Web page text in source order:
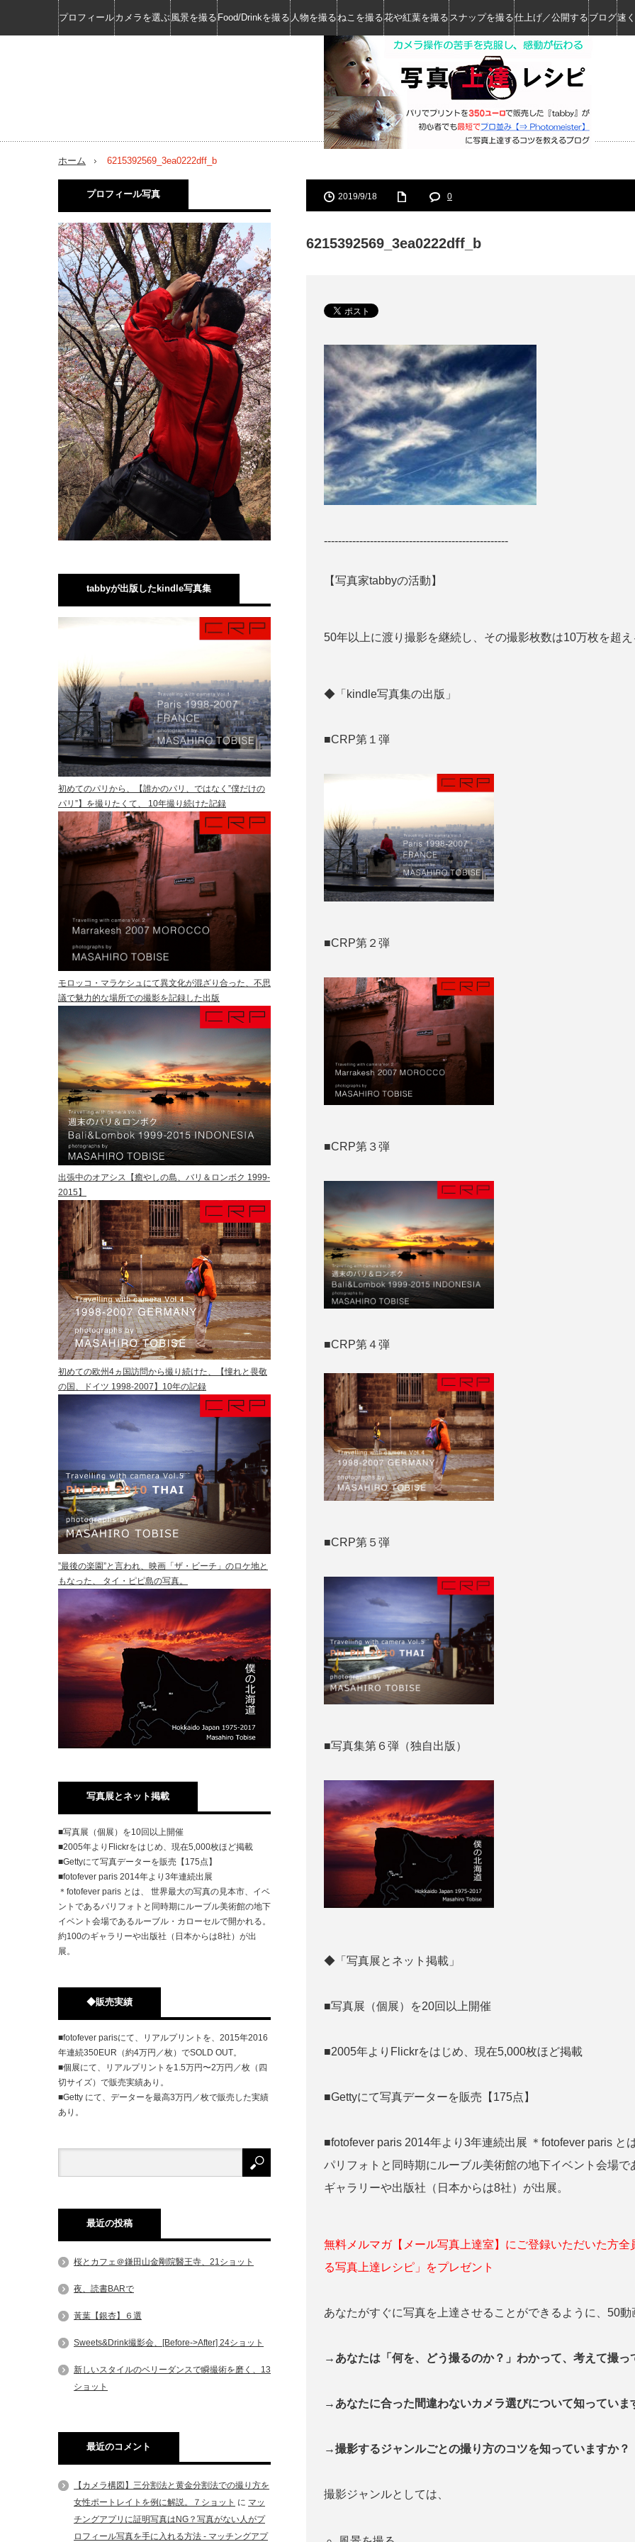
プロフィールカメラを選ぶ風景を撮る Food/Drinkを撮る 人物を撮るねこを撮る花や紅葉を撮る スナップを撮る仕上げ／公開する ブログ速
ホーム 6215392569_3ea0222dff_b
2019/9/18 0
6215392569_3ea0222dff_b
----------------------------------------------------
【写真家tabbyの活動】
50年以上に渡り撮影を継続し、その撮影枚数は10万枚を超
◆「kindle写真集の出版」
■CRP第１弾
■CRP第２弾
■CRP第３弾
■CRP第４弾
■CRP第５弾
■写真集第６弾（独自出版）
◆「写真展とネット掲載」
■写真展（個展）を20回以上開催
■2005年よりFlickrをはじめ、現在5,000枚ほど掲載
■Gettyにて写真データーを販売【175点】
■fotofever paris 2014年より3年連続出展 ＊fotofever paris
パリフォトと同時期にルーブル美術館の地下イベント会場
ギャラリーや出版社（日本からは8社）が出展。
無料メルマガ【メール写真上達室】にご登録いただいた方
る写真上達レシピ」をプレゼント
あなたがすぐに写真を上達させることができるように、50
→あなたは「何を、どう撮るのか？」わかって、考えて撮
→あなたに合った間違わないカメラ選びについて知っていま
→撮影するジャンルごとの撮り方のコツを知っていますか？
撮影ジャンルとしては、
プロフィール写真
tabbyが出版したkindle写真集
初めてのパリから、【誰かのパリ、ではなく”僕だけの
パリ”】を撮りたくて、 10年撮り続けた記録
モロッコ・マラケシュにて異文化が混ざり合った、不思
議で魅力的な場所での撮影を記録した出版
出張中のオアシス【癒やしの島、バリ＆ロンボク 1999-
2015】
初めての欧州4ヵ国訪問から撮り続けた、【憧れと畏敬
の国、ドイツ 1998-2007】10年の記録
”最後の楽園”と言われ、映画「ザ・ビーチ」のロケ地と
もなった、 タイ・ピピ島の写真。
写真展とネット掲載
■写真展（個展）を10回以上開催
■2005年よりFlickrをはじめ、現在5,000枚ほど掲載
■Gettyにて写真データーを販売【175点】
■fotofever paris 2014年より3年連続出展
＊fotofever paris とは、 世界最大の写真の見本市、イベ
ントであるパリフォトと同時期にルーブル美術館の地下
イベント会場であるルーブル・カローセルで開かれる。
約100のギャラリーや出版社（日本からは8社）が出
展。
◆販売実績
■fotofever parisにて、リアルプリントを、2015年2016
年連続350EUR（約4万円／枚）でSOLD OUT。
■個展にて、リアルプリントを1.5万円〜2万円／枚（四
切サイズ）で販売実績あり。
■Getty にて、データーを最高3万円／枚で販売した実績
あり。
最近の投稿
桜とカフェ＠鎌田山金剛院醫王寺、21ショット
夜、読書BARで
黃葉【銀杏】６選
Sweets&Drink撮影会、[Before->After] 24ショット
新しいスタイルのベリーダンスで瞬撮術を磨く、13
ショット
最近のコメント
【カメラ構図】三分割法と黄金分割法での撮り方を
女性ポートレイトを例に解説。７ショット に マッ
チングアプリに証明写真はNG？写真がない人がプ
ロフィール写真を手に入れる方法 - マッチングアプ